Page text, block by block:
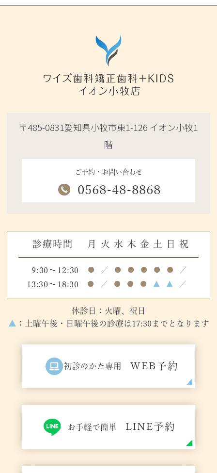
〒485-0831愛知県小牧市東1-126 イオン小牧1
階
ご予約・お問い合わせ
0568-48-8868
診療時間 月 火 水 木 金 土 日 祝
9:30～12:30 ● ／ ● ● ● ● ● ／
13:30～18:30 ● ／ ● ● ● ▲ ▲ ／
休診日：火曜、祝日
▲ ：土曜午後・日曜午後の診療は17:30までとなります
初診のかた専用 WEB予約
お手軽で簡単 LINE予約